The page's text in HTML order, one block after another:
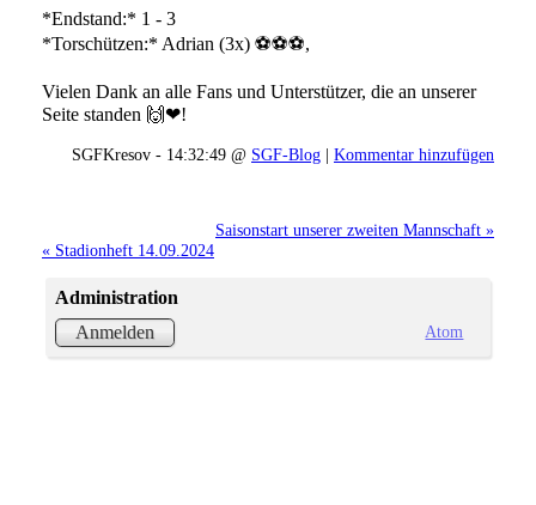
*Endstand:* 1 - 3
*Torschützen:* Adrian (3x) ⚽⚽⚽,
Vielen Dank an alle Fans und Unterstützer, die an unserer
Seite standen 🙌❤!
SGFKresov - 14:32:49 @ SGF-Blog | Kommentar hinzufügen
Saisonstart unserer zweiten Mannschaft »
« Stadionheft 14.09.2024
Administration
Anmelden
Atom